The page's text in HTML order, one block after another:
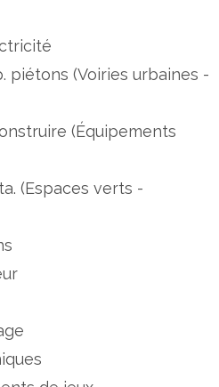
piétons (Voiries urbaines -
(Équipements
(Espaces verts -